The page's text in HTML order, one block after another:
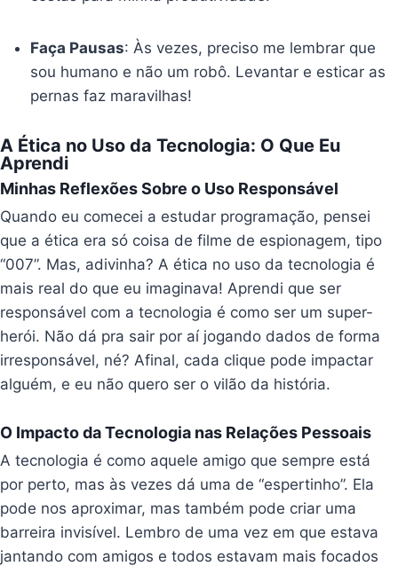
Faça Pausas: Às vezes, preciso me lembrar que
sou humano e não um robô. Levantar e esticar as
pernas faz maravilhas!
A Ética no Uso da Tecnologia: O Que Eu
Aprendi
Minhas Reflexões Sobre o Uso Responsável
Quando eu comecei a estudar programação, pensei
que a ética era só coisa de filme de espionagem, tipo
“007”. Mas, adivinha? A ética no uso da tecnologia é
mais real do que eu imaginava! Aprendi que ser
responsável com a tecnologia é como ser um super-
herói. Não dá pra sair por aí jogando dados de forma
irresponsável, né? Afinal, cada clique pode impactar
alguém, e eu não quero ser o vilão da história.
O Impacto da Tecnologia nas Relações Pessoais
A tecnologia é como aquele amigo que sempre está
por perto, mas às vezes dá uma de “espertinho”. Ela
pode nos aproximar, mas também pode criar uma
barreira invisível. Lembro de uma vez em que estava
jantando com amigos e todos estavam mais focados